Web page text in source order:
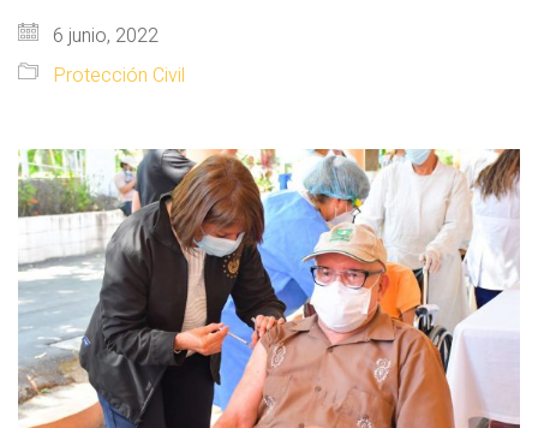
6 junio, 2022
Protección Civil